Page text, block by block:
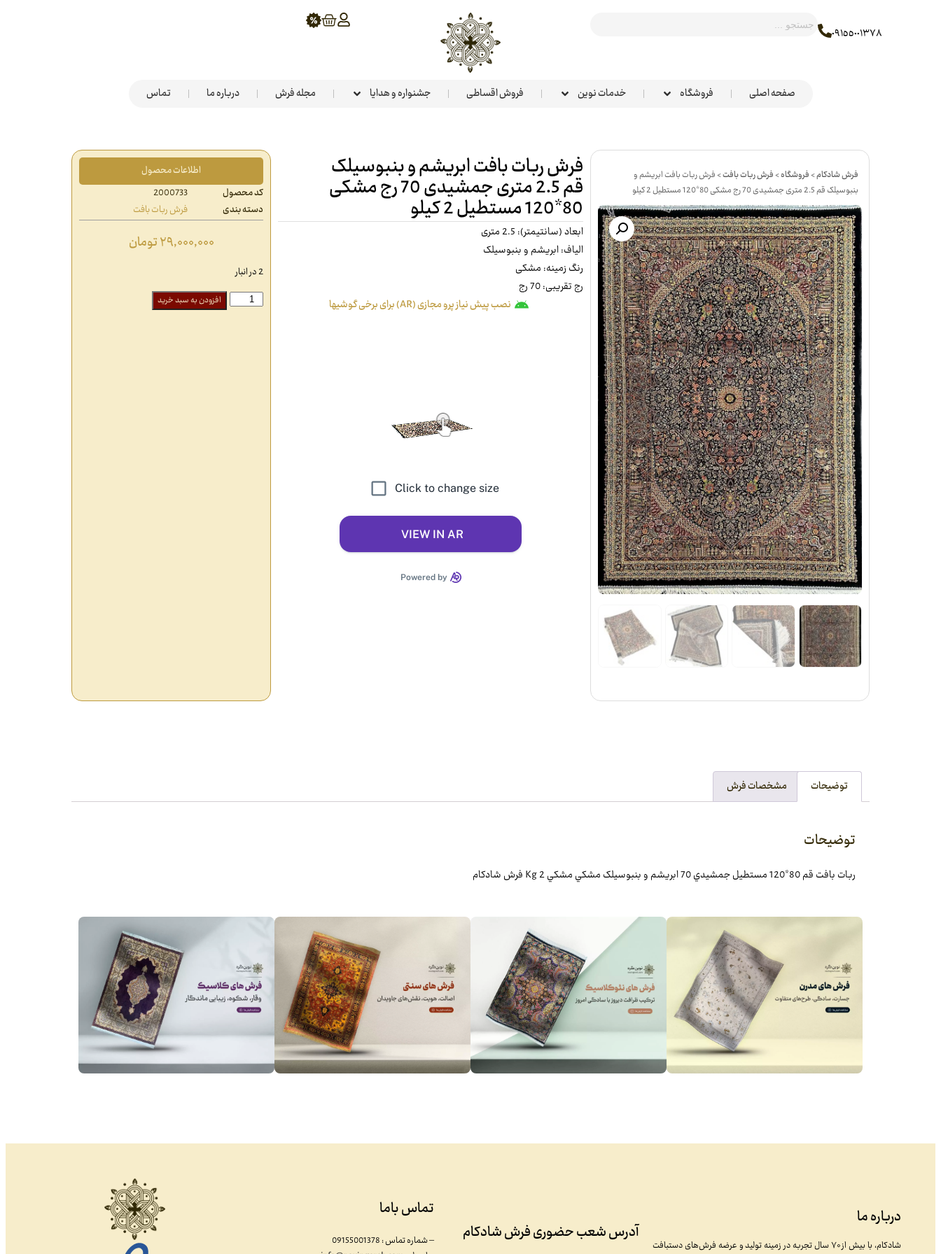
٠٩١٥٥٠٠١٣٧٨
صفحه اصلی فروشگاه خدمات نوین فروش اقساطی جشنواره و هدایا مجله فرش درباره ما تماس
فرش شادکام>فروشگاه>فرش ربات بافت>فرش ربات بافت ابریشم و
بنبوسیلک قم 2.5 متری جمشیدی 70 رج مشکی 80*120 مستطیل 2 کیلو
فرش ربات بافت ابریشم و بنبوسیلک
قم 2.5 متری جمشیدی 70 رج مشکی
80*120 مستطیل 2 کیلو
ابعاد (سانتیمتر): 2.5 متری
الیاف: ابریشم و بنبوسیلک
رنگ زمینه: مشکی
رج تقریبی: 70 رج
نصب پیش نیاز پرو مجازی (AR) برای برخی گوشیها
اطلاعات محصول
کد محصول
2000733
دسته بندی
فرش ربات بافت
۲۹,۰۰۰,۰۰۰تومان
2 در انبار
افزودن به سبد خرید
توضیحات مشخصات فرش
توضیحات
ربات بافت قم 80*120 مستطيل جمشيدي 70 ابريشم و بنبوسيلک مشکي مشکي 2 Kg فرش شادکام
درباره ما
شادکام، با بیش از ۷۰ سال تجربه در زمینه تولید و عرضه فرش‌های دستبافت
آدرس شعب حضوری فرش شادکام
تماس باما
– شماره تماس : 09155001378